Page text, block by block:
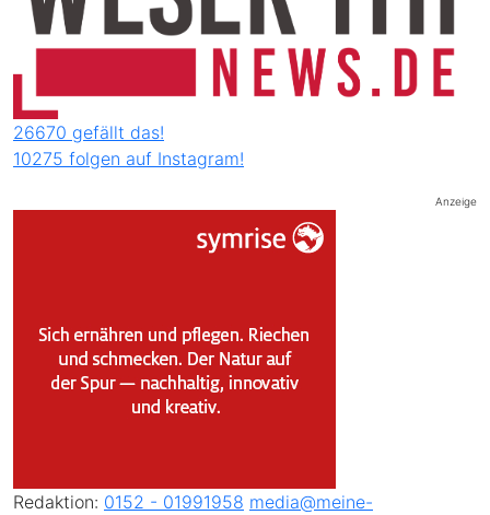
26670 gefällt das!
10275 folgen auf Instagram!
Anzeige
Redaktion: 0152 - 01991958 media@meine-